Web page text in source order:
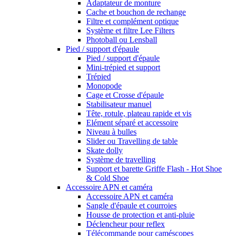
Adaptateur de monture
Cache et bouchon de rechange
Filtre et complément optique
Système et filtre Lee Filters
Photoball ou Lensball
Pied / support d'épaule
Pied / support d'épaule
Mini-trépied et support
Trépied
Monopode
Cage et Crosse d'épaule
Stabilisateur manuel
Tête, rotule, plateau rapide et vis
Elément séparé et accessoire
Niveau à bulles
Slider ou Travelling de table
Skate dolly
Système de travelling
Support et barette Griffe Flash - Hot Shoe
& Cold Shoe
Accessoire APN et caméra
Accessoire APN et caméra
Sangle d'épaule et courroies
Housse de protection et anti-pluie
Déclencheur pour reflex
Télécommande pour caméscopes